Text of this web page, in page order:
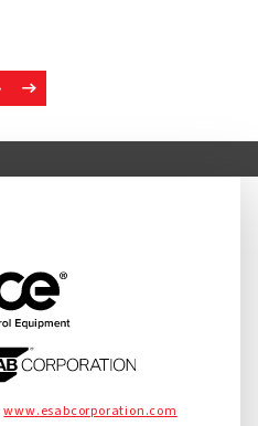
www.esabcorporation.com